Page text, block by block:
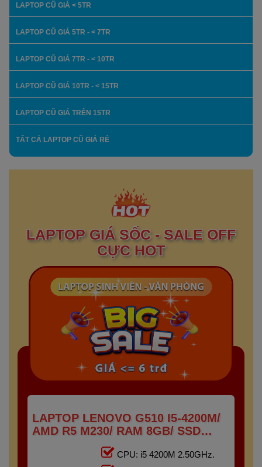
LAPTOP CŨ GIÁ < 5TR
LAPTOP CŨ GIÁ 5TR - < 7TR
LAPTOP CŨ GIÁ 7TR - < 10TR
LAPTOP CŨ GIÁ 10TR - < 15TR
LAPTOP CŨ GIÁ TRÊN 15TR
TẤT CẢ LAPTOP CŨ GIÁ RẺ
LAPTOP GIÁ SỐC - SALE OFF
CỰC HOT
LAPTOP LENOVO G510 I5-4200M/
AMD R5 M230/ RAM 8GB/ SSD
128GB + HDD 500GB/ 15.6" HD
CPU: i5 4200M 2.50GHz.